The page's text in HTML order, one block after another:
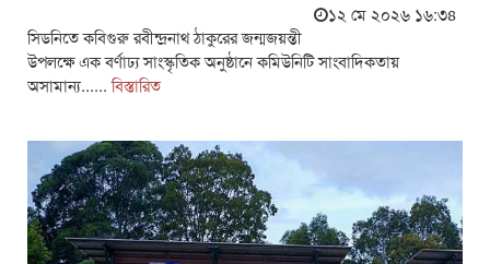
১২ মে ২০২৬ ১৬:৩৪
সিডনিতে কবিগুরু রবীন্দ্রনাথ ঠাকুরের জন্মজয়ন্তী
উপলক্ষে এক বর্ণাঢ্য সাংস্কৃতিক অনুষ্ঠানে কমিউনিটি সাংবাদিকতায়
অসামান্য......বিস্তারিত